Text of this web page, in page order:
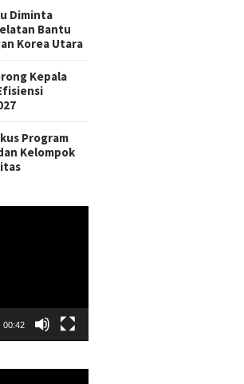
Diminta
Bantu
Korea Utara
Kepala
Program
Kelompok
00:42